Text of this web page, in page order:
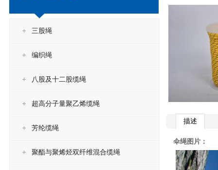
三股绳
编织绳
八股及十二股缆绳
超高分子量聚乙烯缆绳
芳纶缆绳
聚酯与聚烯烃双纤维混合缆绳
描述
伞绳图片：